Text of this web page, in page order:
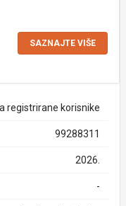
SAZNAJTE VIŠE
registrirane korisnike
99288311
2026.
-